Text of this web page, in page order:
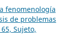
fenomenología
de problemas
Sujeto,